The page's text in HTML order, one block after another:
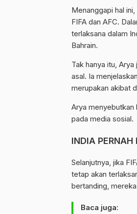
Menanggapi hal ini,
FIFA dan AFC.
terlaksana dalam
Bahrain.
Tak hanya itu,
asal. Ia
merupakan akibat
Arya menyebutkan
pada media sosial.
INDIA
Selanjutnya, jika
tetap akan
bertanding,
Baca juga: